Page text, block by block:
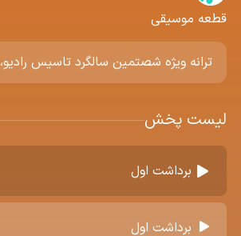
قطعه موسیقی
ترانه ویژه شصتمین سالگرد تاسیس رادیو، 1386
لیست پخش
برداشت اول
برداشت اول